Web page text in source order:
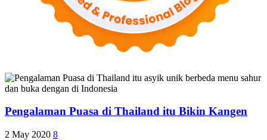
Pengalaman Puasa di Thailand itu Bikin Kangen
2 May 2020 8